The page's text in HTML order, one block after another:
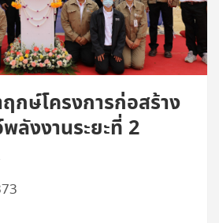
ฤกษ์โครงการก่อสร้าง
ลังงานระยะที่ 2